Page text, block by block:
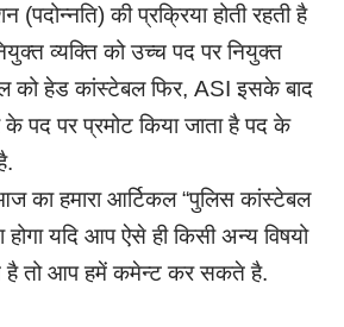
की प्रक्रिया होती रहती है
व्यक्ति को उच्च पद पर नियुक्त
को हेड कांस्टेबल फिर, ASI इसके बाद
पद पर प्रमोट किया जाता है पद के
का हमारा आर्टिकल “पुलिस कांस्टेबल
यदि आप ऐसे ही किसी अन्य विषयो
है तो आप हमें कमेन्ट कर सकते है.